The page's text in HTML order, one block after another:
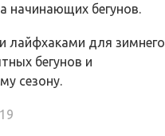
начинающих бегунов.
лайфхаками для зимнего
бегунов и
сезону.